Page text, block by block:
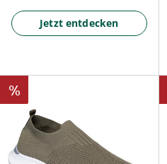
Jetzt entdecken
%